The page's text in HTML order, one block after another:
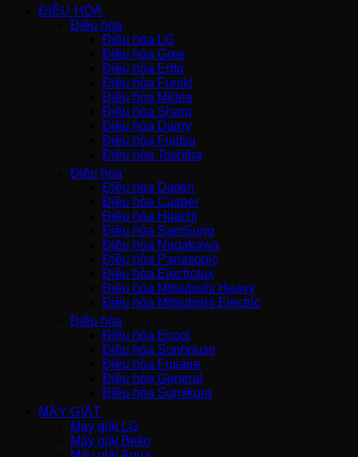
ĐIỀU HÒA
Điều hòa
Điều hòa LG
Điều hòa Gree
Điều hòa Erito
Điều hòa Funiki
Điều hòa Midea
Điều hòa Sharp
Điều hòa Dairry
Điều hòa Fujitsu
Điều hòa Toshiba
Điều hòa
Điều hòa Daikin
Điều hòa Casper
Điều hòa Hitachi
Điều hòa SamSung
Điều hòa Nagakawa
Điều hòa Panasonic
Điều hòa Electrolux
Điều hòa Mitsubishi Heavy
Điều hòa Mitsubishi Electric
Điều hòa
Điều hòa Ecool
Điều hòa Sunhouse
Điều hòa Fujiaire
Điều hòa General
Điều hòa Sumikura
MÁY GIẶT
Máy giặt LG
Máy giặt Beko